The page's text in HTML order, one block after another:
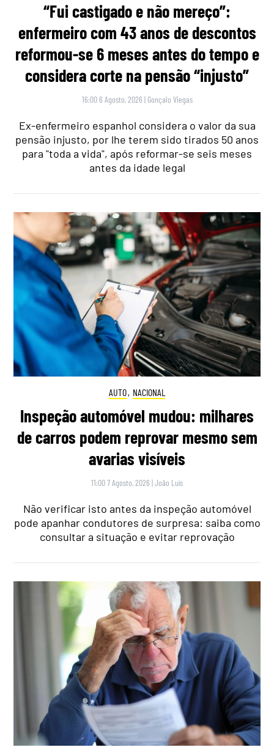
“Fui castigado e não mereço”:
enfermeiro com 43 anos de descontos
reformou-se 6 meses antes do tempo e
considera corte na pensão “injusto”
16:00 6 Agosto, 2026 | Gonçalo Viegas
Ex-enfermeiro espanhol considera o valor da sua
pensão injusto, por lhe terem sido tirados 50 anos
para "toda a vida", após reformar-se seis meses
antes da idade legal
AUTO, NACIONAL
Inspeção automóvel mudou: milhares
de carros podem reprovar mesmo sem
avarias visíveis
11:00 7 Agosto, 2026 |João Luís
Não verificar isto antes da inspeção automóvel
pode apanhar condutores de surpresa: saiba como
consultar a situação e evitar reprovação